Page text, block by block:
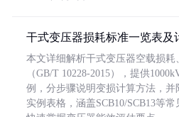
干式变压器损耗标准一览表及
本文详细解析干式变压器空载损
（GB/T 10228-2015），提供
例，分步骤说明变损计算方法，
实例表格，涵盖SCB10/SCB13等